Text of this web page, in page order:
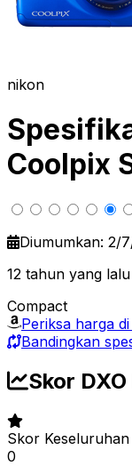
nikon
Coolpix
Diumumkan: 2/
12 tahun yang lalu
Compact
Periksa harga
Bandingkan
Skor
Skor Keseluruhan
0